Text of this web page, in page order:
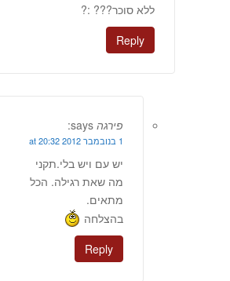
ללא סוכר??? :?
Reply
פירגה says:
1 בנובמבר 2012 at 20:32
יש עם ויש בלי.תקני
מה שאת רגילה. הכל
מתאים.
בהצלחה
Reply